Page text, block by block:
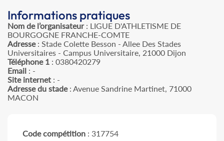
Informations pratiques
Nom de l’organisateur: LIGUE D'ATHLETISME DE
BOURGOGNE FRANCHE-COMTE
Adresse: Stade Colette Besson - Allee Des Stades
Universitaires - Campus Universitaire, 21000 Dijon
Téléphone 1 : 0380420279
Email : -
Site internet : -
Adresse du stade: Avenue Sandrine Martinet, 71000
MACON
Code compétition : 317754